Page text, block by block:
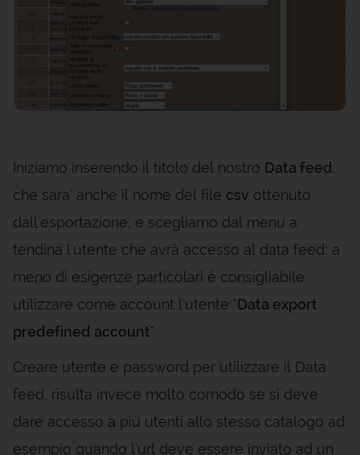
Iniziamo inserendo il titolo del nostro Data feed,
che sara' anche il nome del file csv ottenuto
dall'esportazione, e scegliamo dal menu a
tendina l'utente che avrà accesso al data feed: a
meno di esigenze particolari è consigliabile
utilizzare come account l'utente "Data export
predefined account".
Creare utente e password per utilizzare il Data
feed, risulta invece molto comodo se si deve
dare accesso a più utenti allo stesso catalogo ad
esempio quando l'url deve essere inviato ad un